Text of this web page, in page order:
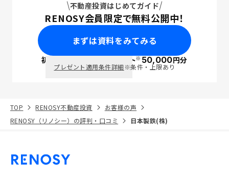
不動産投資はじめてガイド
RENOSY会員限定で無料公開中！
まずは資料をみてみる
初回面談で ポイント※50,000円分
プレゼント適用条件詳細※条件・上限あり
TOP RENOSY不動産投資
お客様の声
RENOSY（リノシー）の評判・口コミ
日本製鉄(株)